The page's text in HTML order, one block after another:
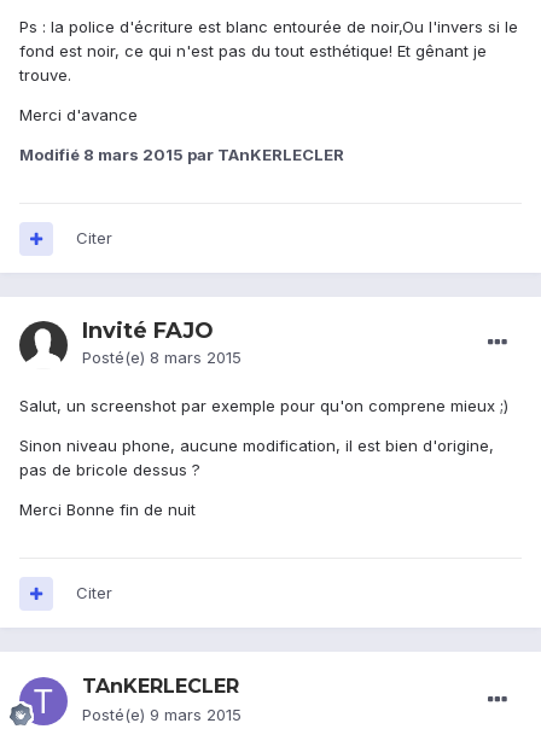
Ps : la police d'écriture est blanc entourée de noir,Ou l'invers si le
fond est noir, ce qui n'est pas du tout esthétique! Et gênant je
trouve.
Merci d'avance
Modifié 8 mars 2015 par TAnKERLECLER
Citer
Invité FAJO
Posté(e) 8 mars 2015
Salut, un screenshot par exemple pour qu'on comprene mieux ;)
Sinon niveau phone, aucune modification, il est bien d'origine,
pas de bricole dessus ?
Merci Bonne fin de nuit
Citer
TAnKERLECLER
Posté(e) 9 mars 2015